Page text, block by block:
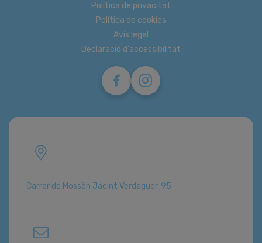
Política de privacitat
Política de cookies
Avís legal
Declaració d'accessibilitat
Carrer de Mossèn Jacint Verdaguer, 95